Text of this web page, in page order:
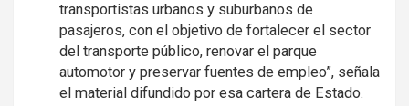
transportistas urbanos y suburbanos de
pasajeros, con el objetivo de fortalecer el sector
del transporte público, renovar el parque
automotor y preservar fuentes de empleo”, señala
el material difundido por esa cartera de Estado.